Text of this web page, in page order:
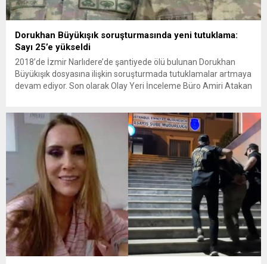
Dorukhan Büyükışık soruşturmasında yeni tutuklama:
Sayı 25’e yükseldi
2018’de İzmir Narlıdere’de şantiyede ölü bulunan Dorukhan
Büyükışık dosyasına ilişkin soruşturmada tutuklamalar artmaya
devam ediyor. Son olarak Olay Yeri İnceleme Büro Amiri Atakan
bulunan Dorukhan Büyükışık’a ilişkin yeniden açılan
soruşturmada tutuklamalar genişliyor. Son olarak dönemin...